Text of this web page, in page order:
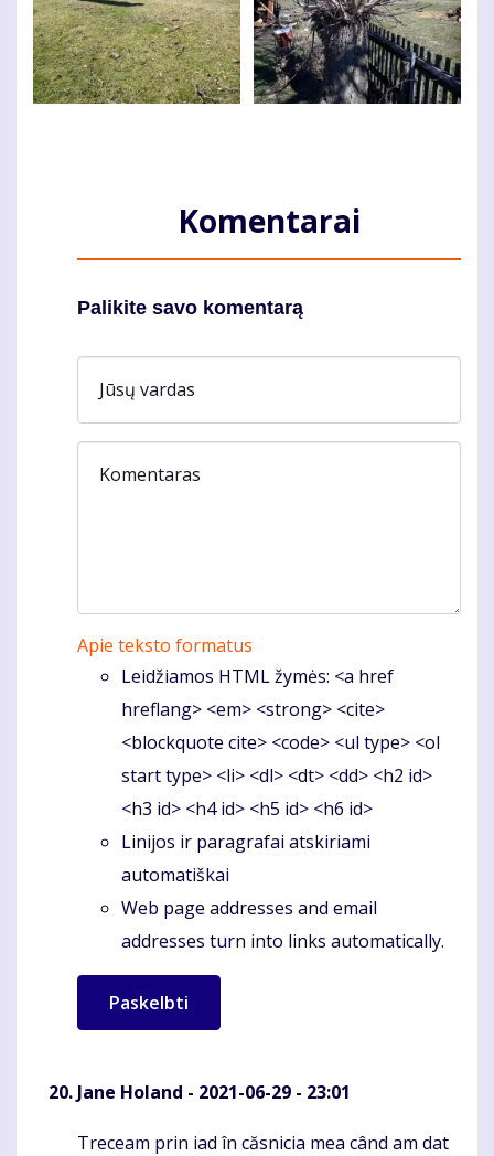
Komentarai
Palikite savo komentarą
Jūsų vardas
Komentaras
Apie teksto formatus
Leidžiamos HTML žymės: <a href
hreflang> <em> <strong> <cite>
<blockquote cite> <code> <ul type> <ol
start type> <li> <dl> <dt> <dd> <h2 id>
<h3 id> <h4 id> <h5 id> <h6 id>
Linijos ir paragrafai atskiriami
automatiškai
Web page addresses and email
addresses turn into links automatically.
Jane Holand - 2021-06-29 - 23:01
Komentaras
Treceam prin iad în căsnicia mea când am dat